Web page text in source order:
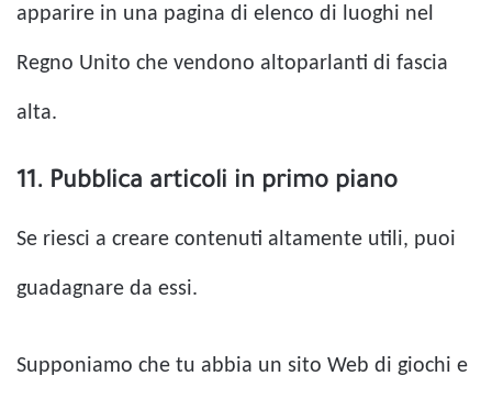
apparire in una pagina di elenco di luoghi nel
Regno Unito che vendono altoparlanti di fascia
alta.
11. Pubblica articoli in primo piano
Se riesci a creare contenuti altamente utili, puoi
guadagnare da essi.
Supponiamo che tu abbia un sito Web di giochi e